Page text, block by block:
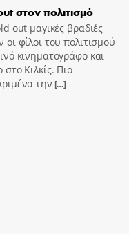
στον πολιτισμό
out μαγικές βραδιές
οι φίλοι του πολιτισμού
κινηματογράφο και
στο Κιλκίς. Πιο
την […]